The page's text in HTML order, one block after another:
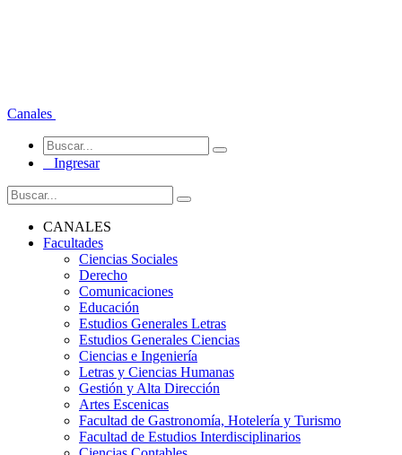
Canales
Ingresar
CANALES
Facultades
Ciencias Sociales
Derecho
Comunicaciones
Educación
Estudios Generales Letras
Estudios Generales Ciencias
Ciencias e Ingeniería
Letras y Ciencias Humanas
Gestión y Alta Dirección
Artes Escenicas
Facultad de Gastronomía, Hotelería y Turismo
Facultad de Estudios Interdisciplinarios